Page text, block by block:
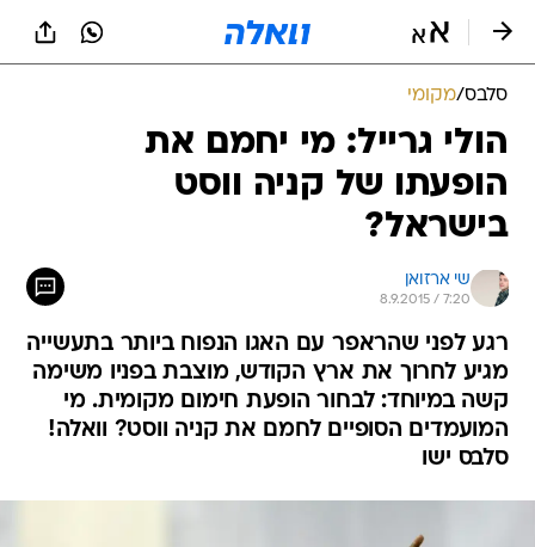
סלבס/מקומי
הולי גרייל: מי יחמם את
הופעתו של קניה ווסט
בישראל?
שי ארזואן
8.9.2015 / 7:20
רגע לפני שהראפר עם האגו הנפוח ביותר בתעשייה
מגיע לחרוך את ארץ הקודש, מוצבת בפניו משימה
קשה במיוחד: לבחור הופעת חימום מקומית. מי
המועמדים הסופיים לחמם את קניה ווסט? וואלה!
סלבס ישו